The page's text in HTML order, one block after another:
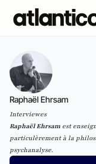
Raphaël Ehrsam
Interviewes
Raphaël Ehrsam est
particulèrement à la
psychanalyse.